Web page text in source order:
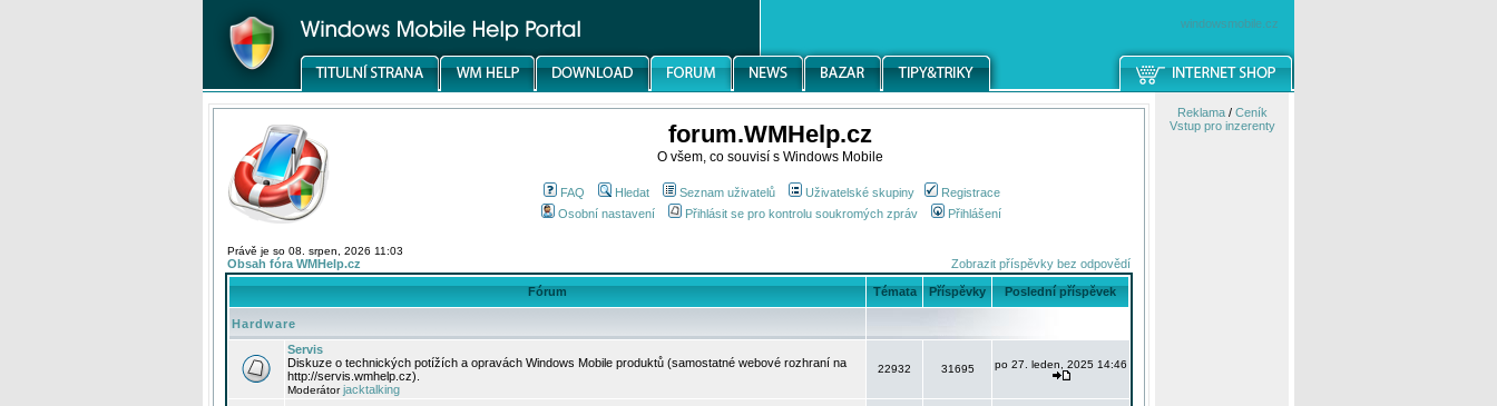
windowsmobile.cz
forum.WMHelp.cz
O všem, co souvisí s Windows Mobile
FAQ Hledat Seznam uživatelů Uživatelské skupiny
Registrace
Osobní nastavení
Přihlásit se pro kontrolu soukromých zpráv Přihlášení
Právě je so 08. srpen, 2026 11:03
Obsah fóra WMHelp.cz Zobrazit příspěvky bez odpovědí
Fórum Témata Příspěvky Poslední příspěvek
Hardware
Servis
Diskuze o technických potížích a opravách Windows Mobile produktů (samostatné webové rozhraní na
http://servis.wmhelp.cz).
Moderátorjacktalking
22932 31695 po 27. leden, 2025 14:46
Reklama/ Ceník
Vstup pro inzerenty